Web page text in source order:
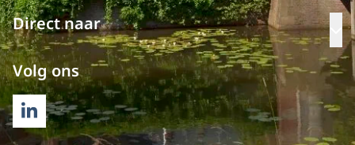
Direct naar
Volg ons
LINKEDIN